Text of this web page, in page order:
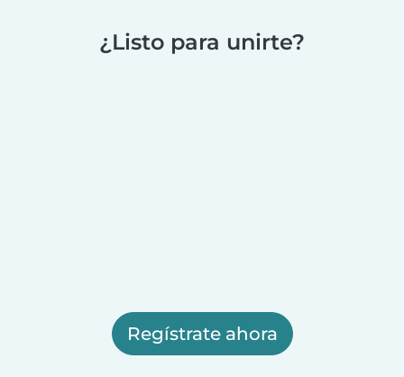
¿Listo para unirte?
Regístrate ahora